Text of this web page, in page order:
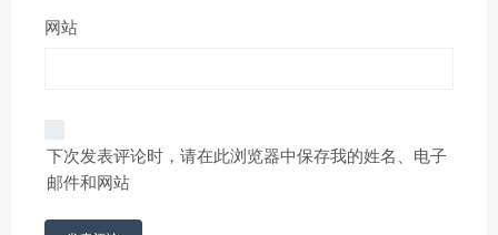
网站
下次发表评论时，请在此浏览器中保存我的姓名、电子
邮件和网站